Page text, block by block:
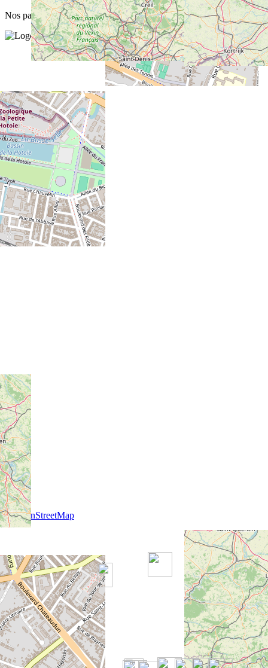
+-
©OpenStreetMap
+-
©OpenStreetMap
Nos partenaires